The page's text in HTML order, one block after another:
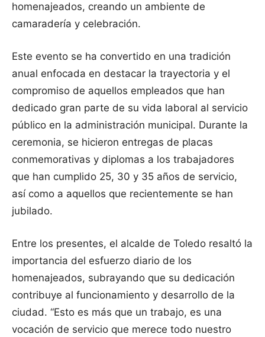
homenajeados, creando un ambiente de
camaradería y celebración.
Este evento se ha convertido en una tradición
anual enfocada en destacar la trayectoria y el
compromiso de aquellos empleados que han
dedicado gran parte de su vida laboral al servicio
público en la administración municipal. Durante la
ceremonia, se hicieron entregas de placas
conmemorativas y diplomas a los trabajadores
que han cumplido 25, 30 y 35 años de servicio,
así como a aquellos que recientemente se han
jubilado.
Entre los presentes, el alcalde de Toledo resaltó la
importancia del esfuerzo diario de los
homenajeados, subrayando que su dedicación
contribuye al funcionamiento y desarrollo de la
ciudad. “Esto es más que un trabajo, es una
vocación de servicio que merece todo nuestro